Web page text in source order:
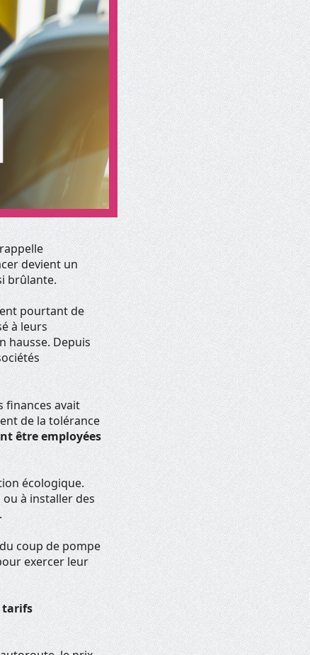
devient un
brûlante.
pourtant de
à leurs
hausse. Depuis
finances avait
de la tolérance
être employées
écologique.
ouà installerdes
coup de pompe
exercer leur
tarifs